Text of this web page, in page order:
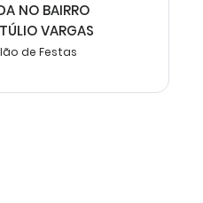
NO BAIRRO
VARGAS
de Festas